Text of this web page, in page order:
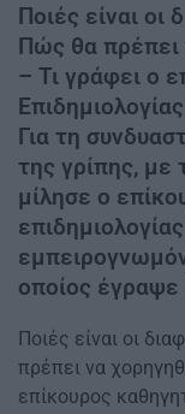
Ποιές είναι
Πώς θα πρέπει
– Τι γράφει ο
Για τη
της γρίπης, με
μίλησε ο
οποίος έγραψε
Ποιές είναι οι
πρέπει να
επίκουρος